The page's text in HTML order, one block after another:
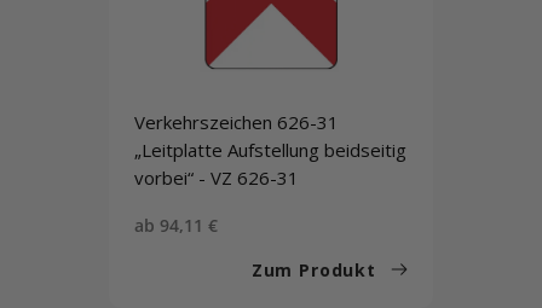
Verkehrszeichen 626-31
„Leitplatte Aufstellung beidseitig
vorbei“ - VZ 626-31
Sonderpreis
ab 94,11 €
Zum Produkt